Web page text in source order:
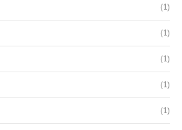
(1)
(1)
(1)
(1)
(1)